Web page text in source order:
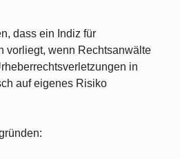
dass ein Indiz für
vorliegt, wenn Rechtsanwälte
in
auf eigenes Risiko